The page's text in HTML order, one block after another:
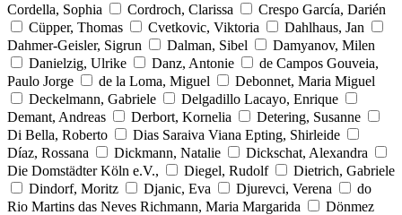
Cordella, Sophia
Cordroch, Clarissa
Crespo García, Darién
Cüpper, Thomas
Cvetkovic, Viktoria
Dahlhaus, Jan
Dahmer-Geisler, Sigrun
Dalman, Sibel
Damyanov, Milen
Danielzig, Ulrike
Danz, Antonie
de Campos Gouveia,
Paulo Jorge
de la Loma, Miguel
Debonnet, Maria Miguel
Deckelmann, Gabriele
Delgadillo Lacayo, Enrique
Demant, Andreas
Derbort, Kornelia
Detering, Susanne
Di Bella, Roberto
Dias Saraiva Viana Epting, Shirleide
Díaz, Rossana
Dickmann, Natalie
Dickschat, Alexandra
Die Domstädter Köln e.V.,
Diegel, Rudolf
Dietrich, Gabriele
Dindorf, Moritz
Djanic, Eva Djurevci, Verena
do
Rio Martins das Neves Richmann, Maria Margarida
Dönmez